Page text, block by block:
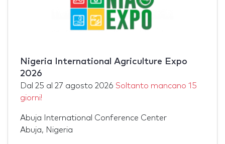
Nigeria International Agriculture Expo
2026
Dal 25 al 27 agosto 2026 Soltanto mancano 15
giorni!
Abuja International Conference Center
Abuja, Nigeria